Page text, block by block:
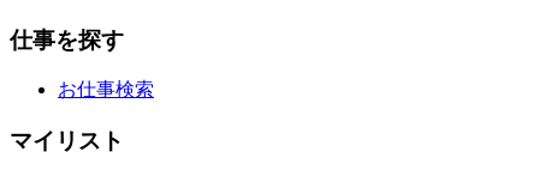
仕事を探す
お仕事検索
マイリスト